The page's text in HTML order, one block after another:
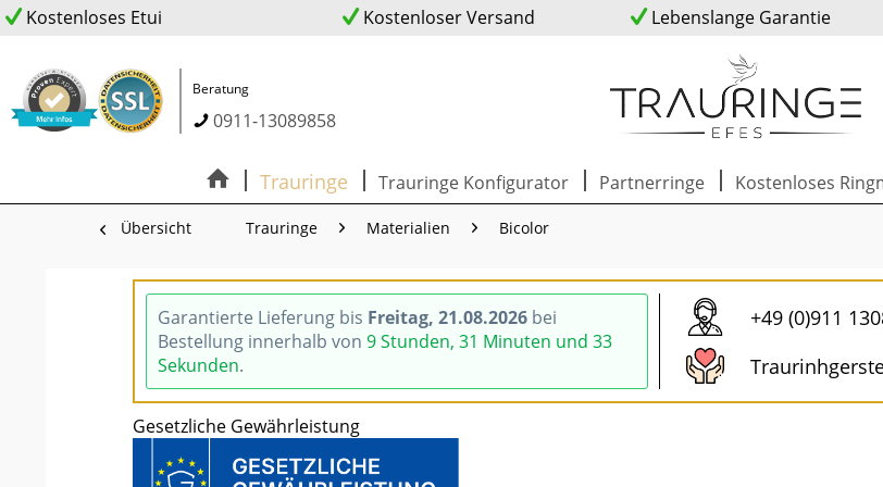
Kostenloses Etui Kostenloser Versand Lebenslange Garantie
Beratung
0911-13089858
Trauringe Trauringe Konfigurator Partnerringe Kostenloses
Übersicht Trauringe Materialien Bicolor
Garantierte Lieferung bis Freitag, 21.08.2026 bei
Bestellung innerhalb von 9 Stunden, 31 Minuten und 32
Sekunden.
+49 (0)911
Gesetzliche Gewährleistung